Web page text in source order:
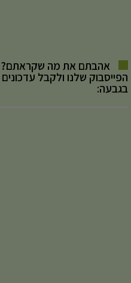
אהבתם את מה שקראתם?
הפייסבוק שלנו ולקבל
בגבעה: